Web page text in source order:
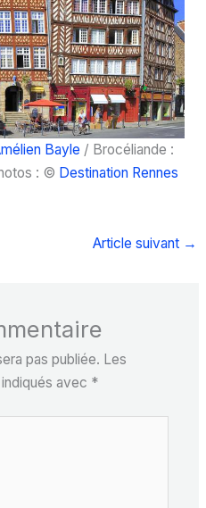
Bayle / Brocéliande :
: © Destination Rennes
Article suivant →
pas publiée. Les
avec *